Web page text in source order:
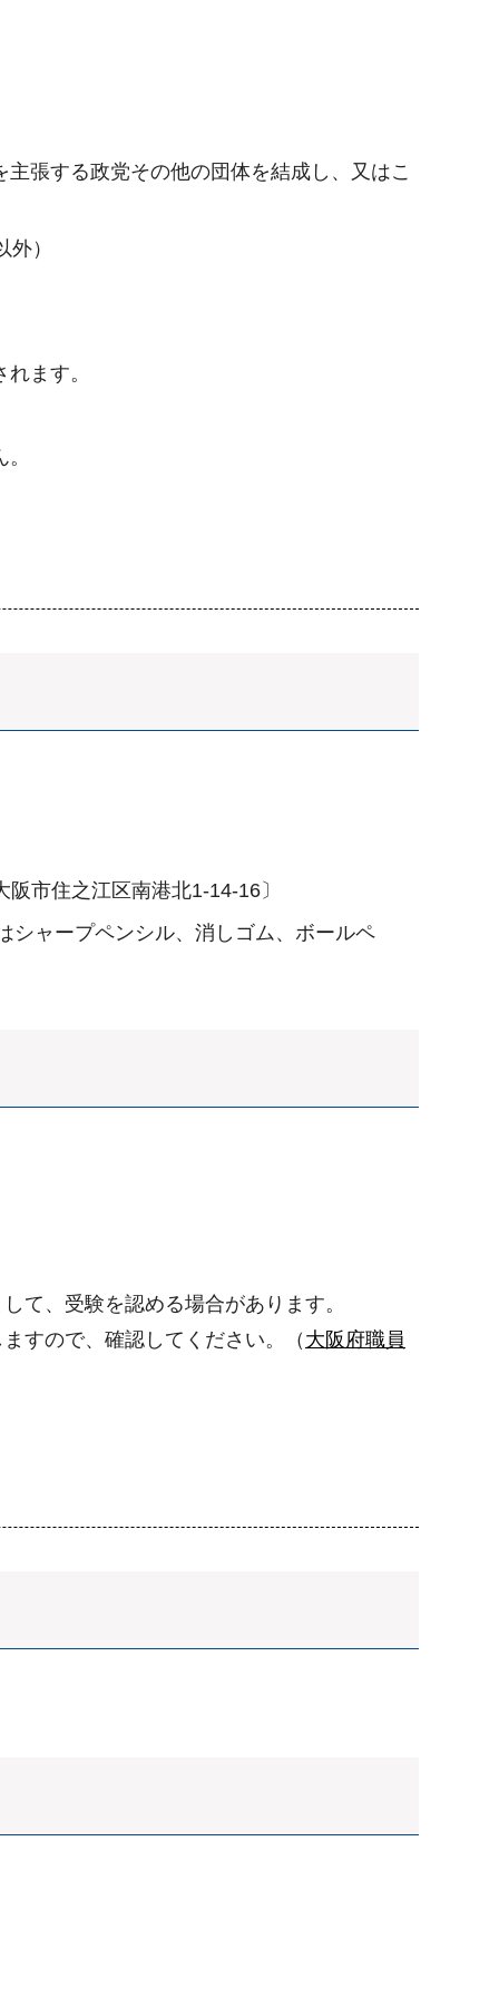
張する政党その他の団体を結成し、又はこ
）
ます。
市住之江区南港北1-14-16〕
シャープペンシル、消しゴム、ボールペ
て、受験を認める場合があります。
すので、確認してください。（ 大阪府職員